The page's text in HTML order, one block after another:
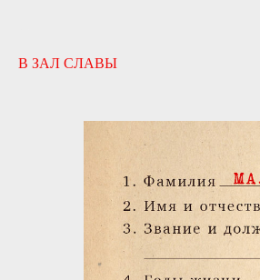
В ЗАЛ СЛАВЫ